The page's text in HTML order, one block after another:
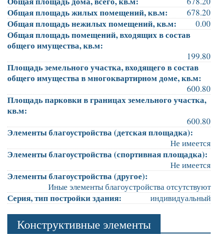
Общая площадь жилых помещений, кв.м: 678.20
Общая площадь нежилых помещений, кв.м: 0.00
Общая площадь помещений, входящих в состав
общего имущества, кв.м:
199.80
Площадь земельного участка, входящего в состав
общего имущества в многоквартирном доме, кв.м:
600.80
Площадь парковки в границах земельного участка,
кв.м:
600.80
Элементы благоустройства (детская площадка):
Не имеется
Элементы благоустройства (спортивная площадка):
Не имеется
Элементы благоустройства (другое):
Иные элементы благоустройства отсутствуют
Серия, тип постройки здания: индивидуальный
Конструктивные элементы